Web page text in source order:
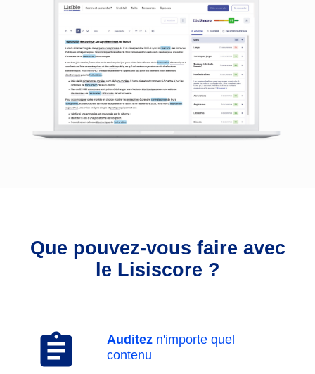
Que pouvez-vous faire avec
le Lisiscore ?
assignment Auditez n'importe quel
contenu